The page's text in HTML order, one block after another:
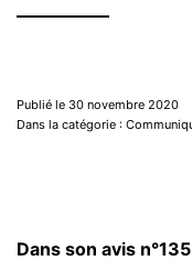
Publié le 30 novembre 2020
Dans la catégorie :
Dans son avis